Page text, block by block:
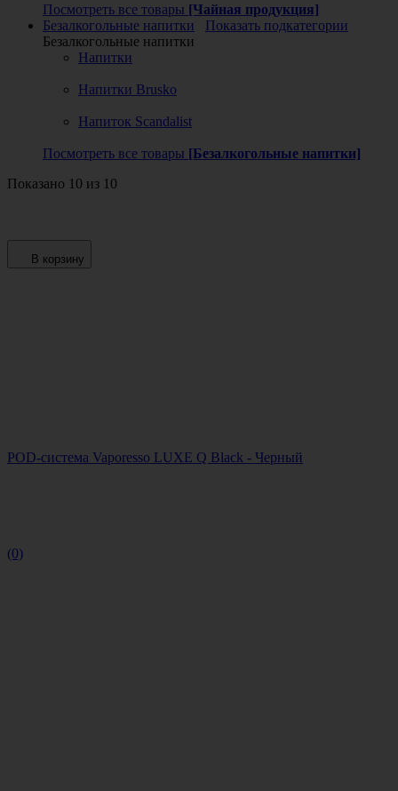
Посмотреть все товары [Чайная продукция]
Безалкогольные напитки
Показать подкатегории
Безалкогольные напитки
Напитки
Напитки Brusko
Напиток Scandalist
Посмотреть все товары [Безалкогольные напитки]
Показано 10 из 10
В корзину
POD-система Vaporesso LUXE Q Black - Черный
(0)